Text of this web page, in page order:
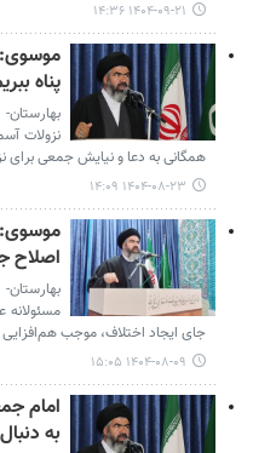
۱۴۰۴-۰۹-۲۱ ۱۴:۳۶
موسوی:
پناه
نزولات
همگانی به دعا و نیایش جمعی
۱۴۰۴-۰۸-۲۳ ۱۴:۰۹
موسوی:
اصلاح
مسئولانه
جای ایجاد اختلاف، موجب
۱۴۰۴-۰۸-۰۹ ۱۵:۰۵
امام
به